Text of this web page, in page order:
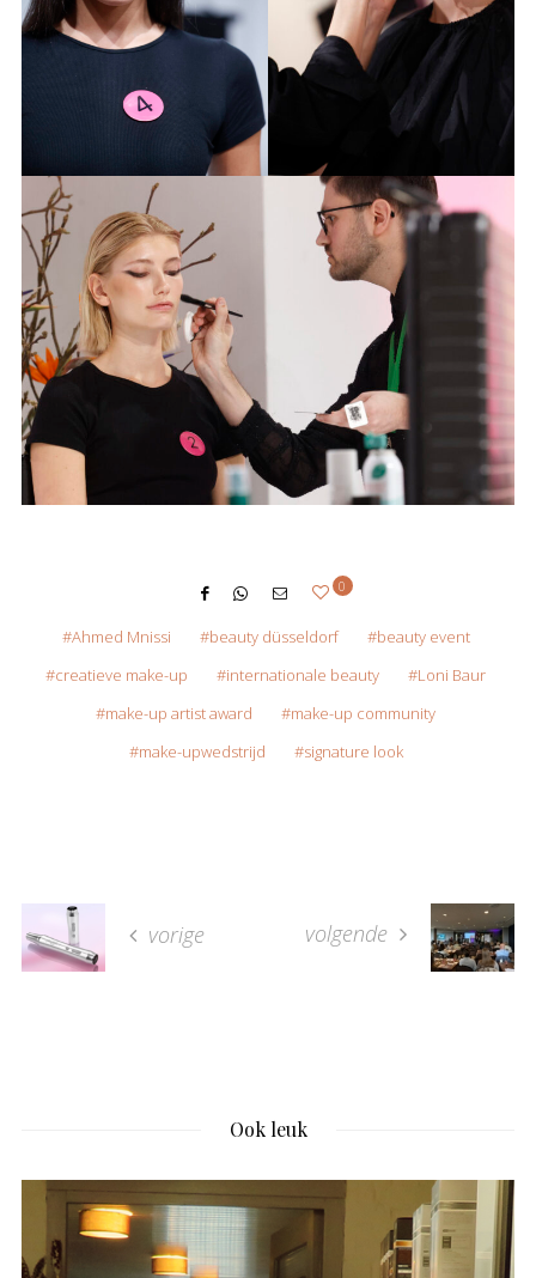
0
Ahmed Mnissi beauty düsseldorf
beauty event
creatieve make-up
internationale beauty
Loni Baur
make-up artist award
make-up community
make-upwedstrijd
signature look
vorige volgende
Ook leuk